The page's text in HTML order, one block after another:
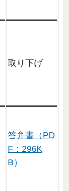
取り下げ
答弁書（PD
F：296K
B）